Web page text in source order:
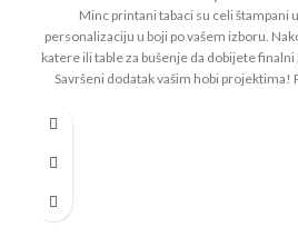
Minc printani tabaci su celi štampani
personalizaciju u boji po vašem izboru.
katere ili table za bušenje da dobijete
Savršeni dodatak vašim hobi projektima!